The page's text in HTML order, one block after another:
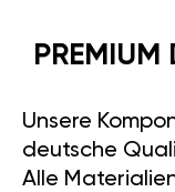
PREMIUM
Unsere
deutsche
Alle